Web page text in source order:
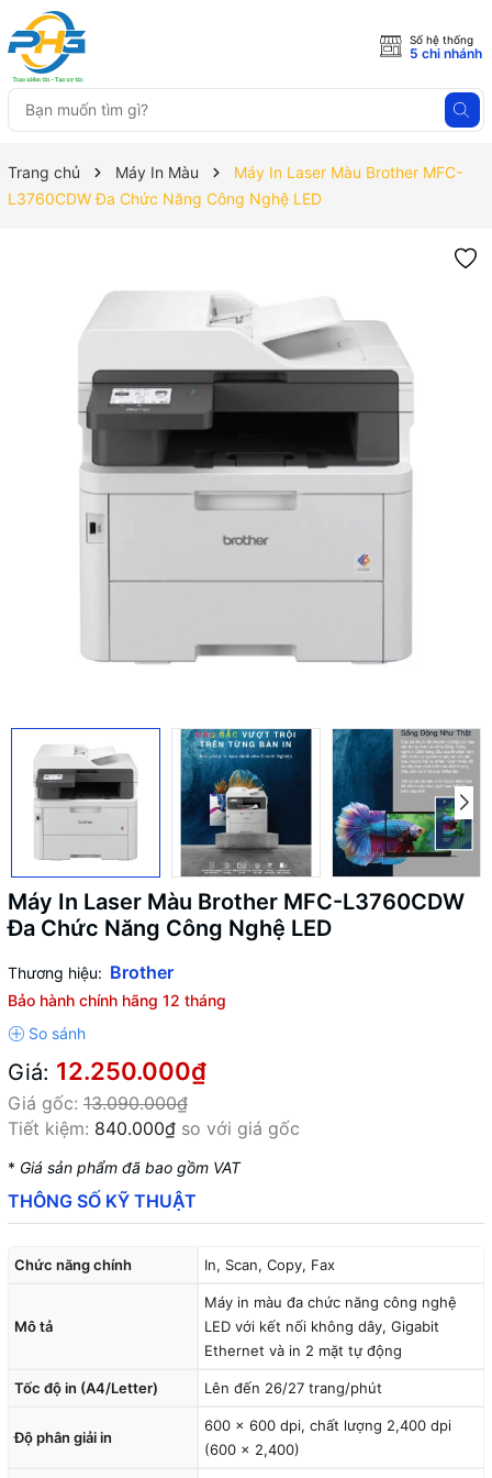
Số hệ thống
5 chi nhánh
Trang chủ Máy In Màu
Máy In Laser Màu Brother MFC-
L3760CDW Đa Chức Năng Công Nghệ LED
Máy In Laser Màu Brother MFC-L3760CDW
Đa Chức Năng Công Nghệ LED
Thương hiệu: Brother
Bảo hành chính hãng 12 tháng
Giá: 12.250.000₫
Giá gốc: 13.090.000₫
Tiết kiệm: 840.000₫ so với giá gốc
* Giá sản phẩm đã bao gồm VAT
THÔNG SỐ KỸ THUẬT
Chức năng chính In, Scan, Copy, Fax
Mô tả
Máy in màu đa chức năng công nghệ
LED với kết nối không dây, Gigabit
Ethernet và in 2 mặt tự động
Tốc độ in (A4/Letter) Lên đến 26/27 trang/phút
Độ phân giải in
600 × 600 dpi, chất lượng 2,400 dpi
(600 × 2,400)